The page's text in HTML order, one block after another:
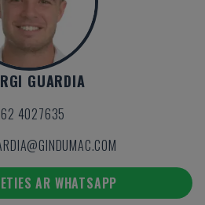
GUARDIA
4027635
AR WHATSAPP